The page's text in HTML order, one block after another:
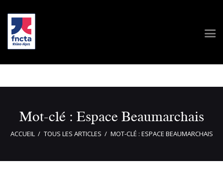
Mot-clé : Espace Beaumarchais
ACCUEIL TOUS LES ARTICLES MOT-CLÉ : ESPACE BEAUMARCHAIS